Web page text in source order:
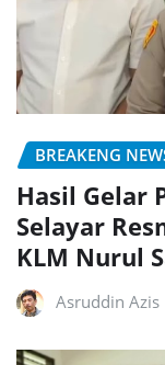
BREAKENG
Hasil Gelar
Selayar
KLM Nurul
Asruddin Azis